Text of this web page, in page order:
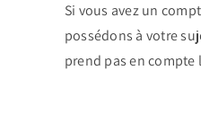
Si vous avez un
possédons à votre
prend pas en compte